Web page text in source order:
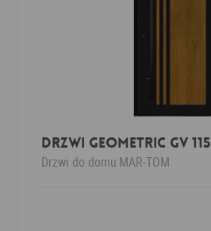
Drzwi Geometric GV 115
Drzwi do domu MAR-TOM